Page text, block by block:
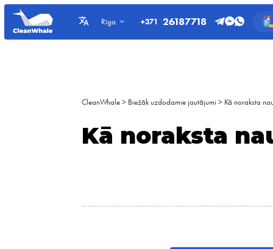
Rīga +371 26187718
CleanWhale > Biežāk uzdodamie jautājumi > Kā noraksta
Kā noraksta